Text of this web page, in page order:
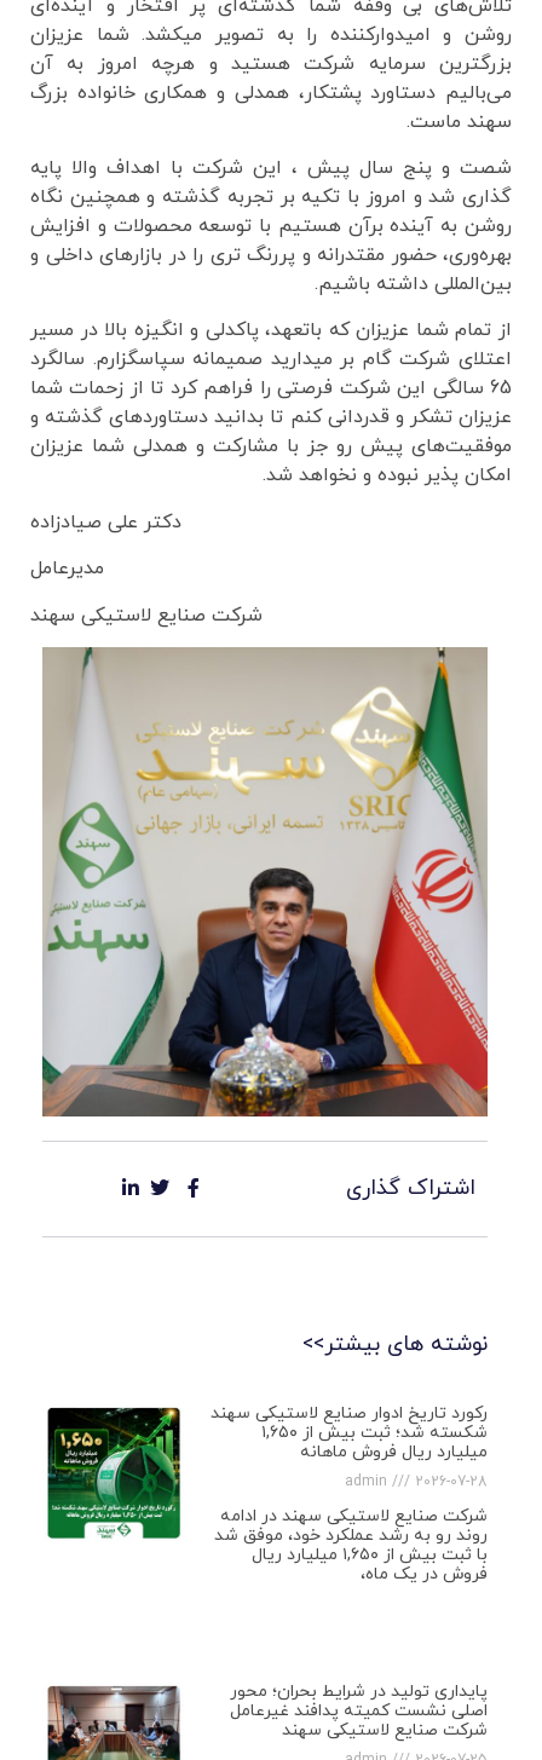
تلاش‌های بی وقفه شما گذشته‌ای پر افتخار و آینده‌ای
روشن و امیدوارکننده را به تصویر میکشد. شما عزیزان
بزرگترین سرمایه شرکت هستید و هرچه امروز به آن
می‌بالیم دستاورد پشتکار، همدلی و همکاری خانواده بزرگ
سهند ماست.
شصت و پنج سال پیش ، این شرکت با اهداف والا پایه
گذاری شد و امروز با تکیه بر تجربه گذشته و همچنین نگاه
روشن به آینده برآن هستیم با توسعه محصولات و افزایش
بهره‌وری، حضور مقتدرانه و پررنگ تری را در بازارهای داخلی و
بین‌المللی داشته باشیم.
از تمام شما عزیزان که باتعهد، پاکدلی و انگیزه بالا در مسیر
اعتلای شرکت گام بر میدارید صمیمانه سپاسگزارم. سالگرد
65 سالگی این شرکت فرصتی را فراهم کرد تا از زحمات شما
عزیزان تشکر و قدردانی کنم تا بدانید دستاوردهای گذشته و
موفقیت‌های پیش رو جز با مشارکت و همدلی شما عزیزان
امکان پذیر نبوده و نخواهد شد.
دکتر علی صیادزاده
مدیرعامل
شرکت صنایع لاستیکی سهند
اشتراک گذاری
نوشته های بیشتر>>
رکورد تاریخ ادوار صنایع لاستیکی سهند
شکسته شد؛ ثبت بیش از ۱,۶۵۰
میلیارد ریال فروش ماهانه
admin 2026-07-28
شرکت صنایع لاستیکی سهند در ادامه
روند رو به رشد عملکرد خود، موفق شد
با ثبت بیش از ۱,۶۵۰ میلیارد ریال
فروش در یک ماه،
پایداری تولید در شرایط بحران؛ محور
اصلی نشست کمیته پدافند غیرعامل
شرکت صنایع لاستیکی سهند